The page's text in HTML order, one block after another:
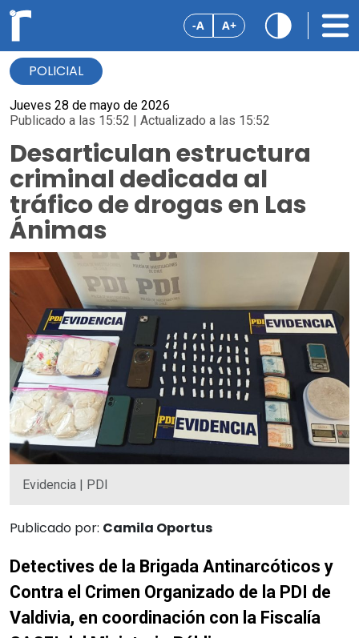
-A A+
POLICIAL
Jueves 28 de mayo de 2026
Publicado a las 15:52 | Actualizado a las 15:52
Desarticulan estructura
criminal dedicada al
tráfico de drogas en Las
Ánimas
Evidencia | PDI
Publicado por: Camila Oportus
Detectives de la Brigada Antinarcóticos y
Contra el Crimen Organizado de la PDI de
Valdivia, en coordinación con la Fiscalía